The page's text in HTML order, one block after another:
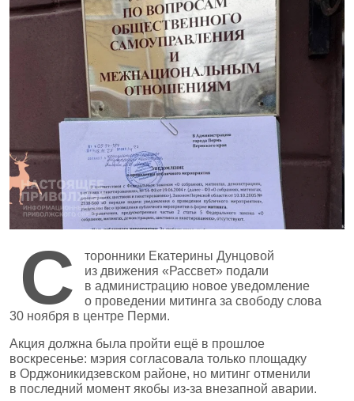
С
торонники Екатерины Дунцовой
из движения «Рассвет» подали
в администрацию новое уведомление
о проведении митинга за свободу слова
30 ноября в центре Перми.
Акция должна была пройти ещё в прошлое
воскресенье: мэрия согласовала только площадку
в Орджоникидзевском районе, но митинг отменили
в последний момент якобы из‑за внезапной аварии.